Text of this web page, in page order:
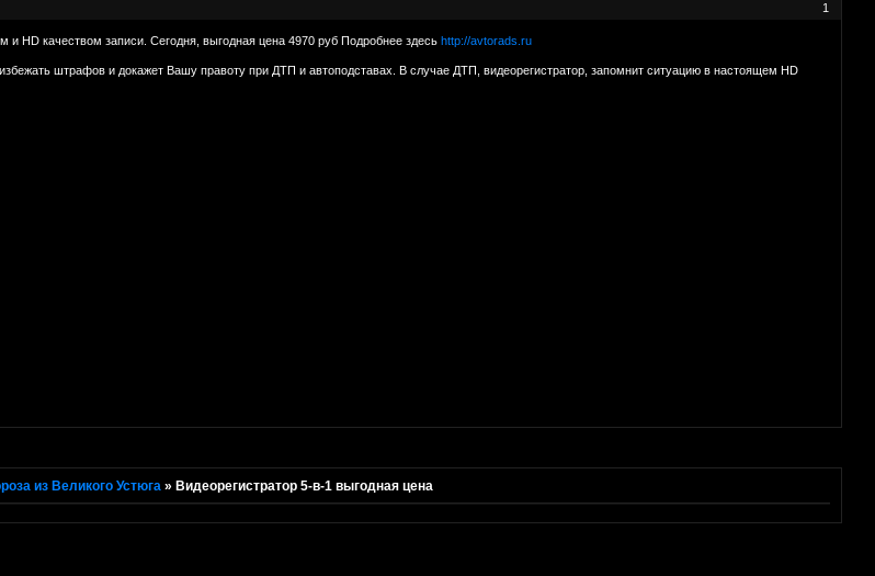
1
и HD качеством записи. Сегодня, выгодная цена 4970 руб Подробнее здесьhttp://avtorads.ru
штрафов и докажет Вашу правоту при ДТП и автоподставах. В случае ДТП, видеорегистратор, запомнит ситуацию в настоящем HD
из Великого Устюга » Видеорегистратор 5-в-1 выгодная цена